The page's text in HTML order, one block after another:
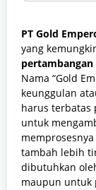
PT Gold
yang
Nama “Gold
keunggulan
harus terbatas
untuk
tambah lebih
dibutuhkan
maupun untuk